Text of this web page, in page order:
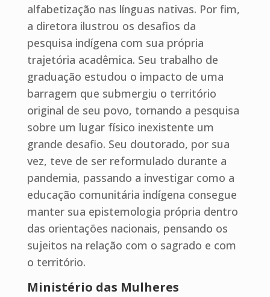
alfabetização nas línguas nativas. Por fim,
a diretora ilustrou os desafios da
pesquisa indígena com sua própria
trajetória acadêmica. Seu trabalho de
graduação estudou o impacto de uma
barragem que submergiu o território
original de seu povo, tornando a pesquisa
sobre um lugar físico inexistente um
grande desafio. Seu doutorado, por sua
vez, teve de ser reformulado durante a
pandemia, passando a investigar como a
educação comunitária indígena consegue
manter sua epistemologia própria dentro
das orientações nacionais, pensando os
sujeitos na relação com o sagrado e com
o território.
Ministério das Mulheres